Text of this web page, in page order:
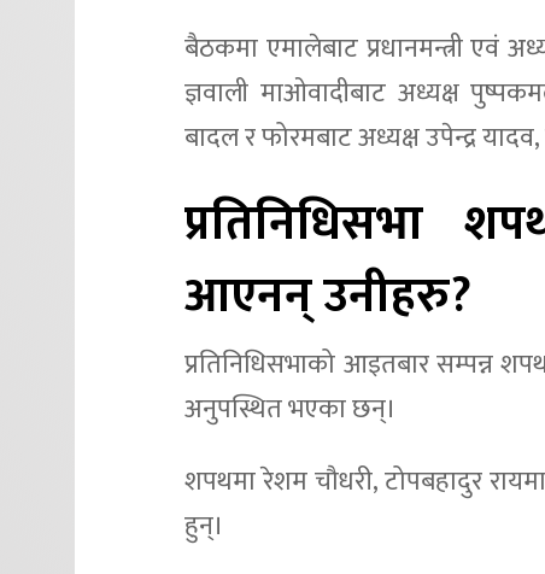
बैठकमा एमालेबाट प्रधानमन्त्री एवं
ज्ञवाली माओवादीबाट अध्यक्ष
बादल र फोरमबाट अध्यक्ष उपेन्द्र यादव,
प्रतिनिधिसभा
आएनन् उनीहरु?
प्रतिनिधिसभाको आइतबार सम्पन्न
अनुपस्थित भएका छन्।
शपथमा रेशम चौधरी, टोपबहादुर
हुन्।